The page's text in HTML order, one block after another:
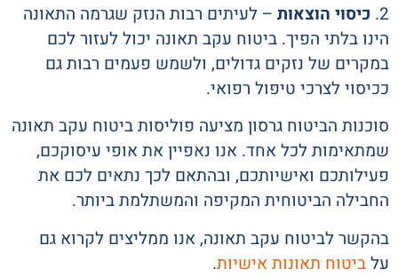
2. כיסוי הוצאות – לעיתים רבות הנזק שגרמה התאונה
הינו בלתי הפיך. ביטוח עקב תאונה יכול לעזור לכם
במקרים של נזקים גדולים, ולשמש פעמים רבות גם
ככיסוי לצרכי טיפול רפואי.
סוכנות הביטוח גרסון מציעה פוליסות ביטוח עקב תאונה
שמתאימות לכל אחד. אנו נאפיין את אופי עיסוקכם,
פעילותכם ואישיותכם, ובהתאם לכך נתאים לכם את
החבילה הביטוחית המקיפה והמשתלמת ביותר.
בהקשר לביטוח עקב תאונה, אנו ממליצים לקרוא גם
עלביטוח תאונות אישיות.